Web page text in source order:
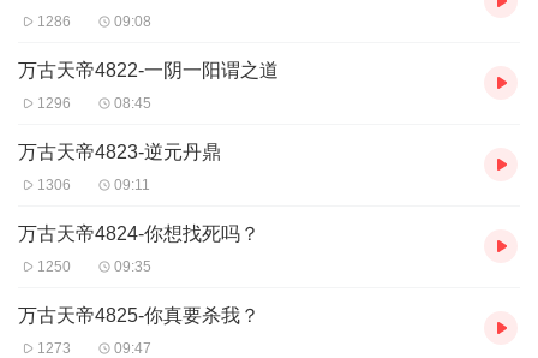
1286 09:08
万古天帝4822-一阴一阳谓之道
1296 08:45
万古天帝4823-逆元丹鼎
1306 09:11
万古天帝4824-你想找死吗？
1250 09:35
万古天帝4825-你真要杀我？
1273 09:47